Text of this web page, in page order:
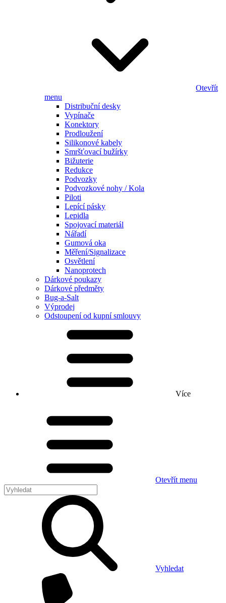
Otevřít
menu
Distribuční desky
Vypínače
Konektory
Prodloužení
Silikonové kabely
Smršťovací bužírky
Bižuterie
Redukce
Podvozky
Podvozkové nohy / Kola
Piloti
Lepící pásky
Lepidla
Spojovací materiál
Nářadí
Gumová oka
Měření/Signalizace
Osvětlení
Nanoprotech
Dárkové poukazy
Dárkové předměty
Bug-a-Salt
Výprodej
Odstoupení od kupní smlouvy
Více
Otevřít menu
Vyhledat